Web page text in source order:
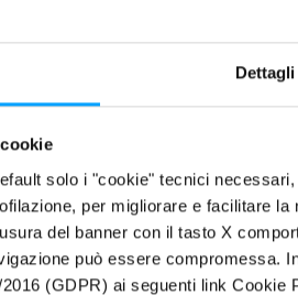
Dettagli
solo i "cookie" tecnici
per migliorare e facilitare
del banner con il tasto X
può essere compromessa.
(GDPR) ai seguenti link Cookie
Superiore controllo dell’usura
Maggiore longevità e pulizia per tutti
Facile avviamento ed immediata
e qualità
polarplus, un prodotto intelligente in